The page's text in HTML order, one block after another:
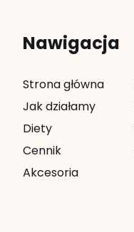
Nawigacja
Strona główna
Jak działamy
Diety
Cennik
Akcesoria